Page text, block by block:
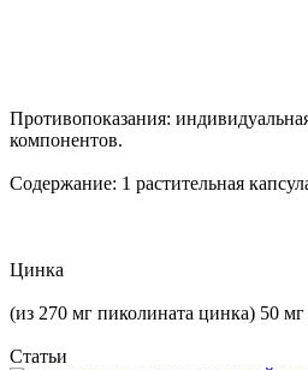
Противопоказания:
компонентов.
Содержание: 1 растительная
Цинка
(из 270 мг пиколината цинка) 50 мг
Статьи